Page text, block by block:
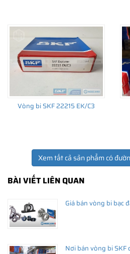
Vòng bi SKF 22215 EK/C3
Xem tất cả sản phẩm có
BÀI VIẾT LIÊN QUAN
Giá bán vòng bi bạc
Nơi bán vòng bi